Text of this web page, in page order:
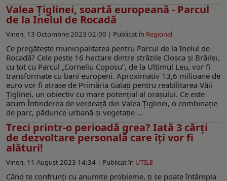
Valea Țiglinei, soartă europeană - Parcul
de la Inelul de Rocadă
Vineri, 13 Octombrie 2023 02:00 | Publicat în Regional
Ce pregătește municipalitatea pentru Parcul de la Inelul de
Rocadă? Cele peste 16 hectare dintre străzile Cloșca și Brăilei,
cu tot cu Parcul „Corneliu Coposu”, de la Ultimul Leu, vor fi
transformate cu bani europeni. Aproximativ 13,6 milioane de
euro vor fi atrase de Primăria Galați pentru reabilitarea Văii
Țiglinei, un obiectiv cu mare potențial al orașului. Ce este
acum Întinderea de verdeață din Valea Țiglinei, o combinație
de parc, pădurice urbană și vegetație ...
Treci printr-o perioadă grea? Iată 3 cărți
de dezvoltare personală care îți vor fi
alături!
Vineri, 11 August 2023 14:34 | Publicat în UTILE
Când te confrunți cu anumite probleme, ți se poate întâmpla